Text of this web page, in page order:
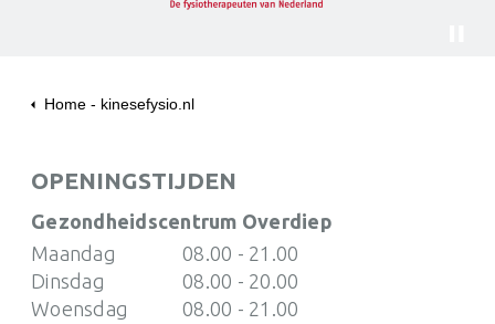
Home - kinesefysio.nl
Ontmoet het team
OPENINGSTIJDEN
Gezondheidscentrum Overdiep
Maandag
08.00 - 21.00
Dinsdag
08.00 - 20.00
Woensdag
08.00 - 21.00